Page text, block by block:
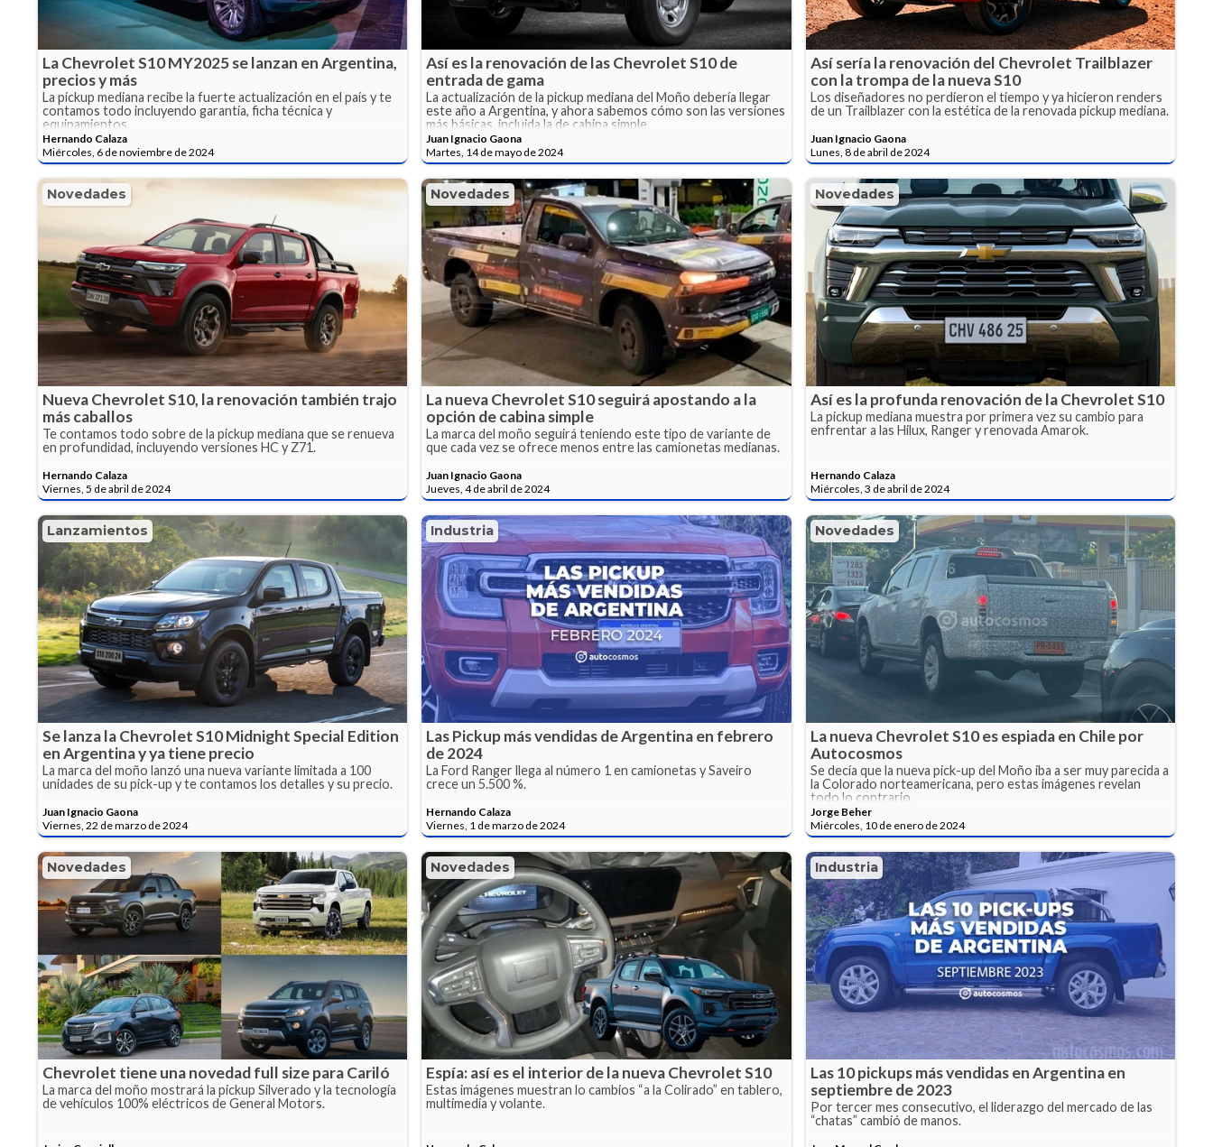
La Chevrolet S10 MY2025 se lanzan en Argentina,
precios y más
La pickup mediana recibe la fuerte actualización en el país y te
contamos todo incluyendo garantía, ficha técnica y
equipamientos.
Hernando Calaza
Miércoles, 6 de noviembre de 2024
Así es la renovación de las Chevrolet S10 de
entrada de gama
La actualización de la pickup mediana del Moño debería llegar
este año a Argentina, y ahora sabemos cómo son las versiones
más básicas, incluida la de cabina simple.
Juan Ignacio Gaona
Martes, 14 de mayo de 2024
Así sería la renovación del Chevrolet Trailblazer
con la trompa de la nueva S10
Los diseñadores no perdieron el tiempo y ya hicieron renders
de un Trailblazer con la estética de la renovada pickup mediana.
Juan Ignacio Gaona
Lunes, 8 de abril de 2024
Novedades
Nueva Chevrolet S10, la renovación también trajo
más caballos
Te contamos todo sobre de la pickup mediana que se renueva
en profundidad, incluyendo versiones HC y Z71.
Hernando Calaza
Viernes, 5 de abril de 2024
Novedades
La nueva Chevrolet S10 seguirá apostando a la
opción de cabina simple
La marca del moño seguirá teniendo este tipo de variante de
que cada vez se ofrece menos entre las camionetas medianas.
Juan Ignacio Gaona
Jueves, 4 de abril de 2024
Novedades
Así es la profunda renovación de la Chevrolet S10
La pickup mediana muestra por primera vez su cambio para
enfrentar a las Hilux, Ranger y renovada Amarok.
Hernando Calaza
Miércoles, 3 de abril de 2024
Lanzamientos
Se lanza la Chevrolet S10 Midnight Special Edition
en Argentina y ya tiene precio
La marca del moño lanzó una nueva variante limitada a 100
unidades de su pick-up y te contamos los detalles y su precio.
Juan Ignacio Gaona
Viernes, 22 de marzo de 2024
Industria
Las Pickup más vendidas de Argentina en febrero
de 2024
La Ford Ranger llega al número 1 en camionetas y Saveiro
crece un 5.500 %.
Hernando Calaza
Viernes, 1 de marzo de 2024
Novedades
La nueva Chevrolet S10 es espiada en Chile por
Autocosmos
Se decía que la nueva pick-up del Moño iba a ser muy parecida a
la Colorado norteamericana, pero estas imágenes revelan
todo lo contrario.
Jorge Beher
Miércoles, 10 de enero de 2024
Novedades
Chevrolet tiene una novedad full size para Cariló
La marca del moño mostrará la pickup Silverado y la tecnología
de vehículos 100% eléctricos de General Motors.
Novedades
Espía: así es el interior de la nueva Chevrolet S10
Estas imágenes muestran lo cambios “a la Colirado” en tablero,
multimedia y volante.
Industria
Las 10 pickups más vendidas en Argentina en
septiembre de 2023
Por tercer mes consecutivo, el liderazgo del mercado de las
“chatas” cambió de manos.